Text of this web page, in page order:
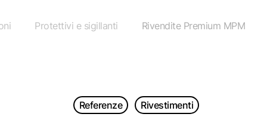
Protettivi e sigillanti Rivendite Premium MPM
Referenze Rivestimenti